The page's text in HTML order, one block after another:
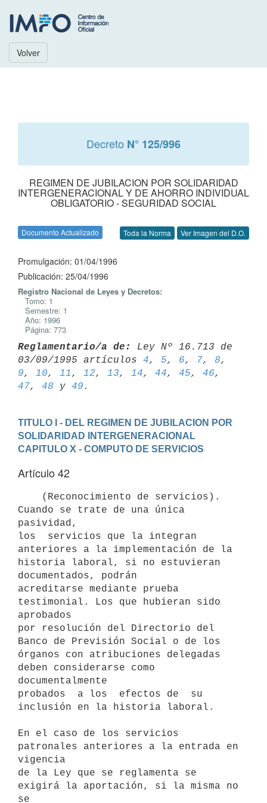
Volver
Decreto N° 125/996
REGIMEN DE JUBILACION POR SOLIDARIDAD
INTERGENERACIONAL Y DE AHORRO INDIVIDUAL
OBLIGATORIO - SEGURIDAD SOCIAL
Documento Actualizado Toda la Norma Ver Imagen del D.O.
Promulgación: 01/04/1996
Publicación: 25/04/1996
Registro Nacional de Leyes y Decretos:
Tomo: 1
Semestre: 1
Año: 1996
Página: 773
Reglamentario/a de:
Ley Nº 16.713 de
03/09/1995 artículos 4, 5, 6, 7, 8,
9, 10, 11 , 12, 13, 14, 44, 45, 46
47, 48 y 49
TITULO I - DEL REGIMEN DE JUBILACION POR
SOLIDARIDAD INTERGENERACIONAL
CAPITULO X - COMPUTO DE SERVICIOS
Artículo 42
Cuando se trate de una única
pasividad,
los  servicios que la integran
anteriores a la implementación de la
historia laboral, si no estuvieran
documentados, podrán
acreditarse mediante prueba
testimonial. Los que hubieran sido
aprobados
por resolución del Directorio del
Banco de Previsión Social o de los
órganos con atribuciones delegadas
deben considerarse como
documentalmente
probados  a los  efectos de  su
inclusión en la historia laboral.
En el caso de los servicios
patronales anteriores a la entrada en
vigencia
de la Ley que se reglamenta se
exigirá la aportación, si la misma no
se